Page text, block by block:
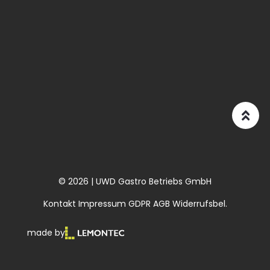
© 2026 | UWD Gastro Betriebs GmbH
Kontakt Impressum GDPR AGB Widerrufsbel.
made by